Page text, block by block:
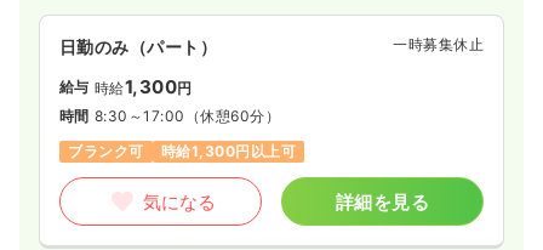
日勤のみ（パート） 一時募集休止
給与 時給1,300円
時間 8:30～17:00 （休憩60分）
ブランク可
時給1,300円以上可
気になる 詳細を見る